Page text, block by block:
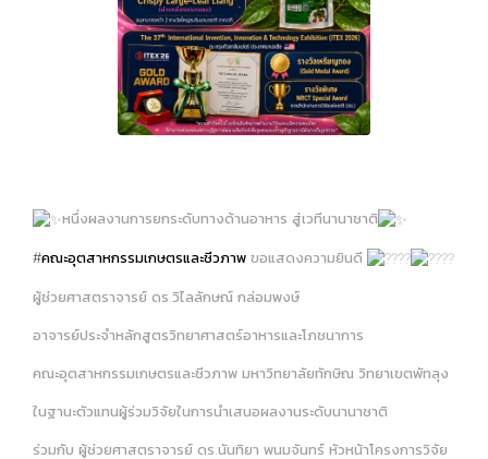
หนึ่งผลงานการยกระดับทางด้านอาหาร สู่เวทีนานาชาติ
#คณะอุตสาหกรรมเกษตรและชีวภาพ ขอแสดงความยินดี
ผู้ช่วยศาสตราจารย์ ดร.วิไลลักษณ์ กล่อมพงษ์
อาจารย์ประจำหลักสูตรวิทยาศาสตร์อาหารและโภชนาการ
คณะอุตสาหกรรมเกษตรและชีวภาพ มหาวิทยาลัยทักษิณ วิทยาเขตพัทลุง
ในฐานะตัวแทนผู้ร่วมวิจัยในการนำเสนอผลงานระดับนานาชาติ
ร่วมกับ ผู้ช่วยศาสตราจารย์ ดร.นันทิยา พนมจันทร์ หัวหน้าโครงการวิจัย